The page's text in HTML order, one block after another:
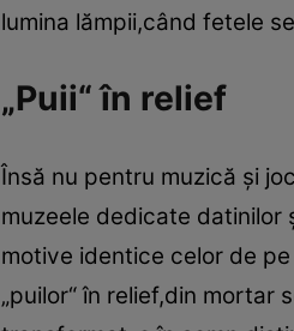
lumina lămpii,când fetele
„Puii“ în relief
Însă nu pentru muzică şi
muzeele dedicate datinilor
motive identice celor de
„puilor“ în relief,din